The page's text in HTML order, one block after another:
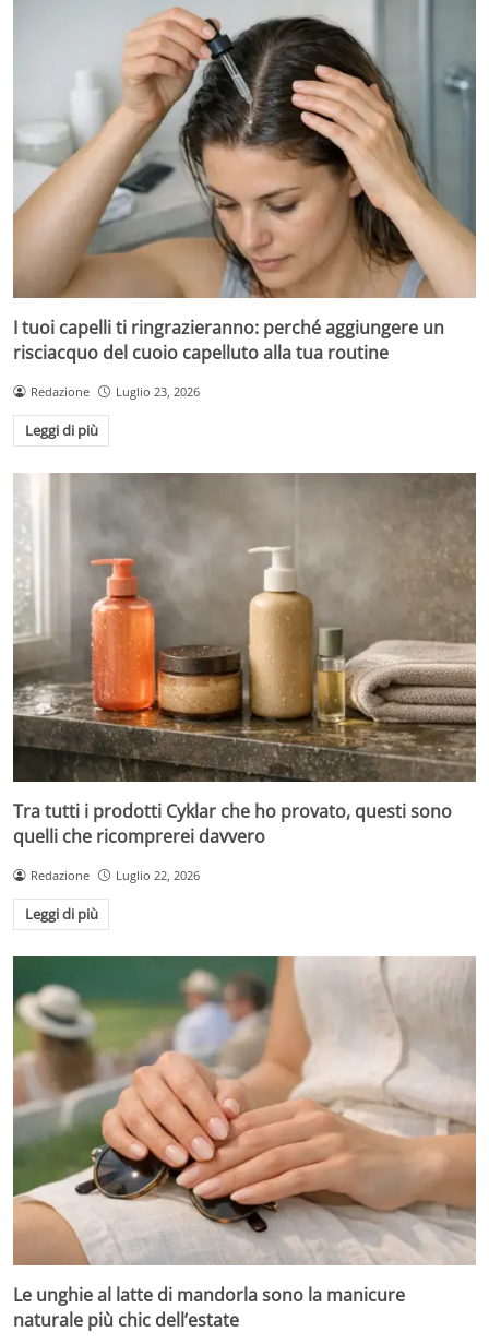
I tuoi capelli ti ringrazieranno: perché aggiungere un
risciacquo del cuoio capelluto alla tua routine
Redazione Luglio 23, 2026
Leggi di più
Tra tutti i prodotti Cyklar che ho provato, questi sono
quelli che ricomprerei davvero
Redazione Luglio 22, 2026
Leggi di più
Le unghie al latte di mandorla sono la manicure
naturale più chic dell’estate